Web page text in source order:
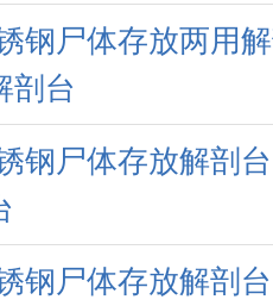
钢尸体存放两用
剖台
钢尸体存放解剖
钢尸体存放解剖